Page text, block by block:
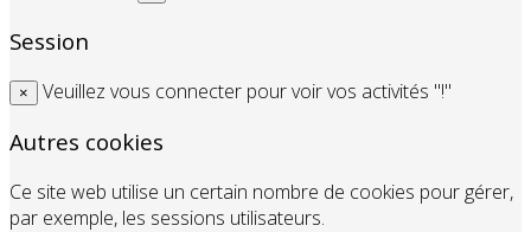
Session
× Veuillez vous connecter pour voir vos activités "!"
Autres cookies
Ce site web utilise un certain nombre de cookies pour gérer,
par exemple, les sessions utilisateurs.